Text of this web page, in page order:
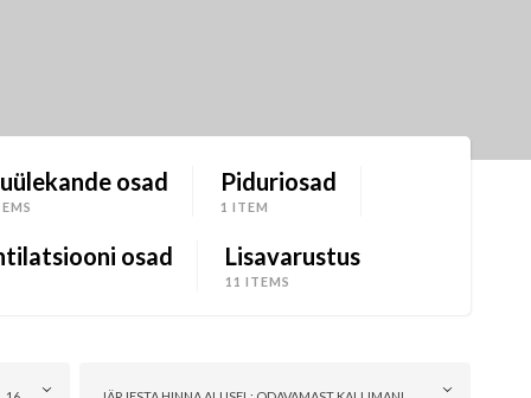
osad Piduriosad
1 ITEM
osad Lisavarustus
11 ITEMS